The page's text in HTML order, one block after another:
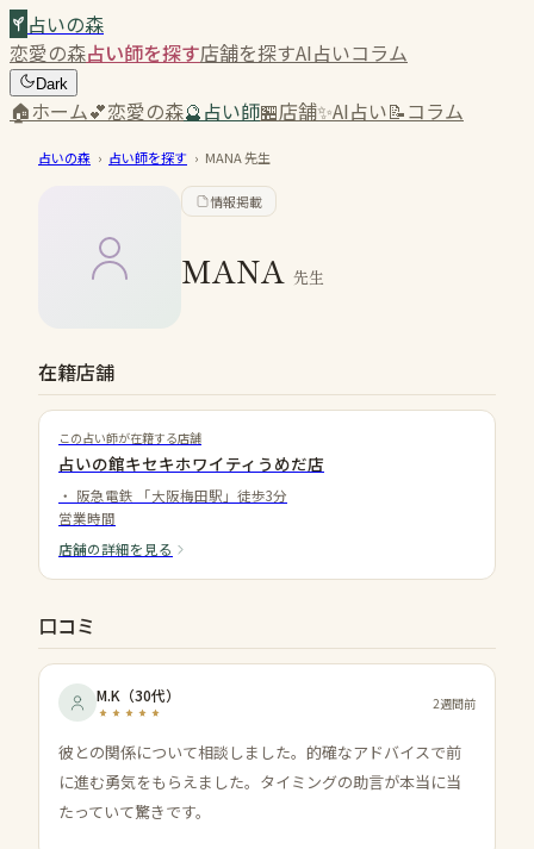
占いの森
恋愛の森占い師を探す店舗を探すAI占いコラム
Dark
🏠ホーム💕恋愛の森🔮占い師🏪店舗✨AI占い📝コラム
占いの森 › 占い師を探す › MANA先生
情報掲載
MANA 先生
在籍店舗
この占い師が在籍する店舗
占いの館キセキホワイティうめだ店
・ 阪急電鉄 「大阪梅田駅」徒歩3分
営業時間
店舗の詳細を見る
口コミ
M.K （30代） 2週間前
彼との関係について相談しました。的確なアドバイスで前
に進む勇気をもらえました。タイミングの助言が本当に当
たっていて驚きです。